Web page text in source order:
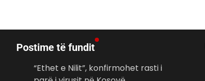
Postime të fundit
“Ethet e Nilit”, konfirmohet rasti i